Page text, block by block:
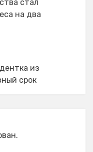
стал
на два
из
срок